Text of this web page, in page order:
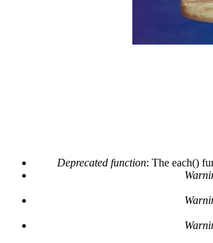
Deprecated function: The each()